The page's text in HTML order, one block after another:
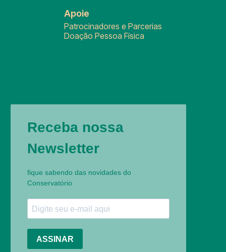
Apoie
Patrocinadores e Parcerias
Doação Pessoa Física